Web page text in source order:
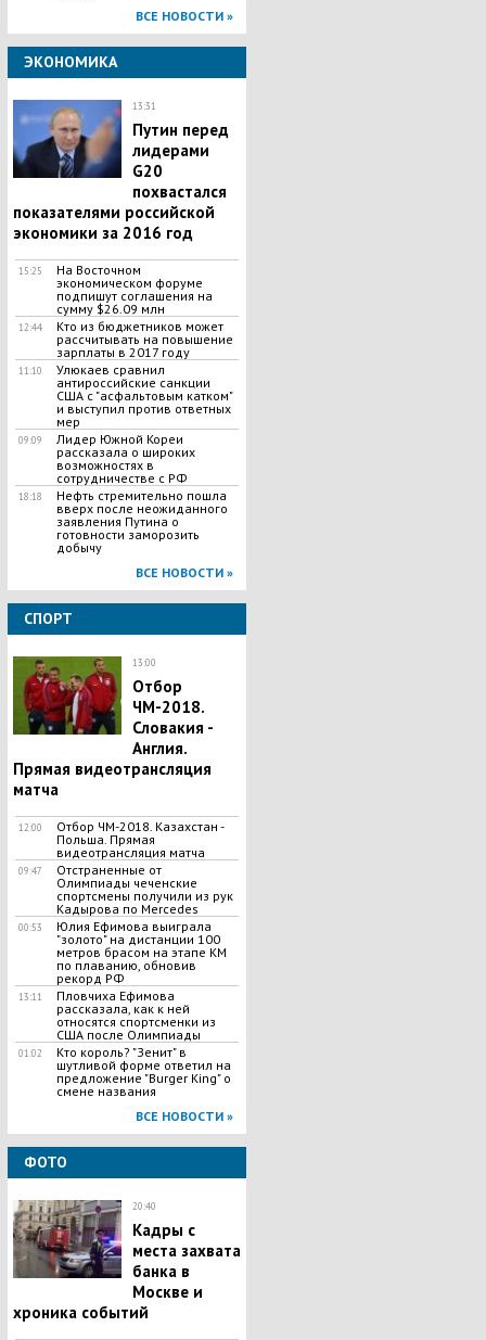
ВСЕ НОВОСТИ »
ЭКОНОМИКА
13:31
Путин перед
лидерами
G20
похвастался
показателями российской
экономики за 2016 год
15:25
На Восточном
экономическом форуме
подпишут соглашения на
сумму $26.09 млн
12:44
Кто из бюджетников может
рассчитывать на повышение
зарплаты в 2017 году
11:10
Улюкаев сравнил
антироссийские санкции
США с "асфальтовым катком"
и выступил против ответных
мер
09:09
Лидер Южной Кореи
рассказала о широких
возможностях в
сотрудничестве с РФ
18:18
Нефть стремительно пошла
вверх после неожиданного
заявления Путина о
готовности заморозить
добычу
ВСЕ НОВОСТИ »
СПОРТ
13:00
Отбор
ЧМ-2018.
Словакия -
Англия.
Прямая видеотрансляция
матча
12:00
Отбор ЧМ-2018. Казахстан -
Польша. Прямая
видеотрансляция матча
09:47
Отстраненные от
Олимпиады чеченские
спортсмены получили из рук
Кадырова по Mercedes
00:53
Юлия Ефимова выиграла
"золото" на дистанции 100
метров брасом на этапе КМ
по плаванию, обновив
рекорд РФ
13:11
Пловчиха Ефимова
рассказала, как к ней
относятся спортсменки из
США после Олимпиады
01:02
Кто король? "Зенит" в
шутливой форме ответил на
предложение "Burger King" о
смене названия
ВСЕ НОВОСТИ »
ФОТО
20:40
Кадры с
места захвата
банка в
Москве и
хроника событий